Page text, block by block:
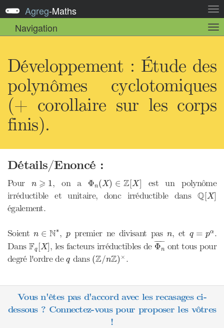
la
Agreg-Maths
Navigation
la
Développement : Étude des
polynômes cyclotomiques
(+ corollaire sur les corps
finis).
Détails/Enoncé :
Pour n ⩾ 1
n ⩾1 , on a Φn(X) ∈ Z[X]
Φ n( X) ∈ Z[X]
est un polynôme
irréductible et unitaire, donc irréductible dans Q[X]
Q[X]
également.
Soientn ∈ N∗
∈ N∗ , p
ppremier ne divisant pasn
n, et q = pα
q α .
Dans Fq [X]
Fq [X], les facteurs irréductibles de ¯¯¯¯¯¯¯
Φn
Φn
ont tous pour
degré l'ordre deq
q dans (Z/nZ) ×
(Z /nZ) × .
Vous n'êtes pas d'accord avec les recasages ci-
dessous ? Connectez-vous pour proposer les vôtres
!